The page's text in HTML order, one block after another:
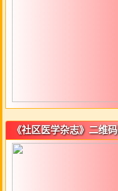
《社区医学杂志》二维码